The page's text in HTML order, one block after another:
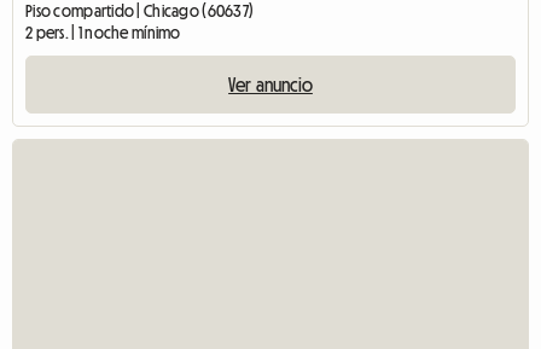
Piso compartido | Chicago (60637)
2 pers. | 1 noche mínimo
Ver anuncio